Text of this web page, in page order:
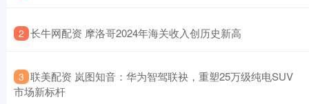
2 ​长牛网配资 摩洛哥2024年海关收入创历史新高
3 ​联美配资 岚图知音：华为智驾联袂，重塑25万级纯电SUV
市场新标杆